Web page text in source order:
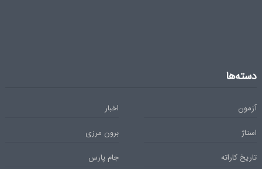
دسته‌ها
آزمون
اخبار
استاژ
برون مرزی
تاریخ کاراته
جام پارس